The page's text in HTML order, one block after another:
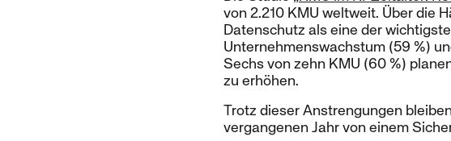
von 2.210 KMU weltweit. Über die
Datenschutz als eine der
Unternehmenswachstum (59 %)
Sechs von zehn KMU (60 %)
zu erhöhen.
Trotz dieser Anstrengungen
vergangenen Jahr von einem